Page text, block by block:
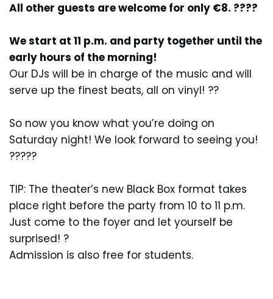
All other guests are welcome for only €8. ??‍??
We start at 11 p.m. and party together until the
early hours of the morning!
Our DJs will be in charge of the music and will
serve up the finest beats, all on vinyl! ??
So now you know what you’re doing on
Saturday night! We look forward to seeing you!
?????
TIP: The theater’s new Black Box format takes
place right before the party from 10 to 11 p.m.
Just come to the foyer and let yourself be
surprised! ?
Admission is also free for students.